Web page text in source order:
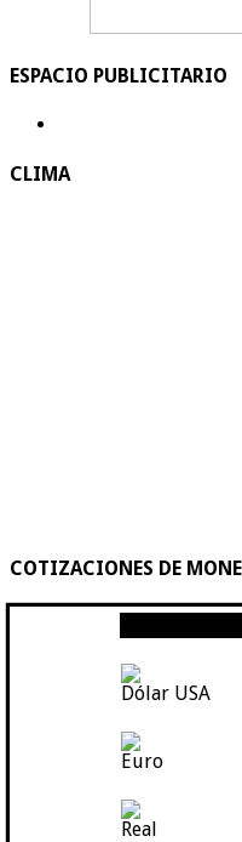
ESPACIO PUBLICITARIO
CLIMA
COTIZACIONES DE
Dólar USA
Euro
Real